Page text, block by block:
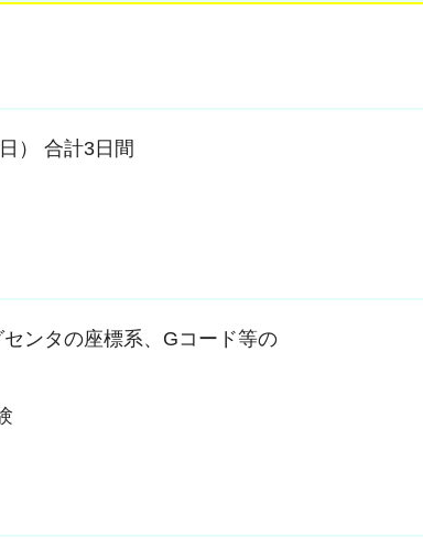
） 合計3日間
ンタの座標系、Gコード等の